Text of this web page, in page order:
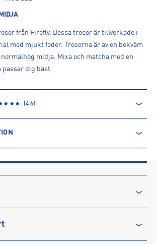
från Firefly. Dessa trosor är tillverkade i
med mjukt foder. Trosorna är av en bekväm
midja. Mixa och matcha med en
passar dig bäst.
(4.6)
1544437
BROWN
: kundservice@intersport.se